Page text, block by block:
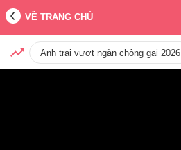
VỀ TRANG CHỦ
Anh trai vượt ngàn chông gai 2026